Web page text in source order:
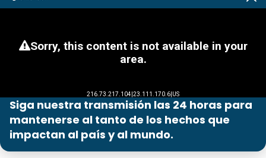
Siga nuestra transmisión las 24 horas para
mantenerse al tanto de los hechos que
impactan al país y al mundo.
Programas